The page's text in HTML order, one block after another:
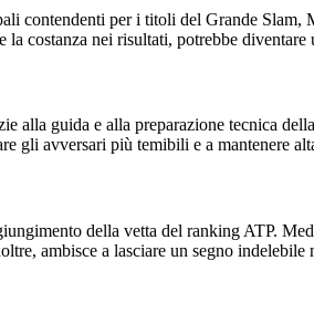
contendenti per i titoli del Grande Slam,
costanza nei risultati, potrebbe
guida e alla preparazione tecnica
gli avversari più temibili e a mantenere
della vetta del ranking ATP.
ambisce a lasciare un segno indelebile